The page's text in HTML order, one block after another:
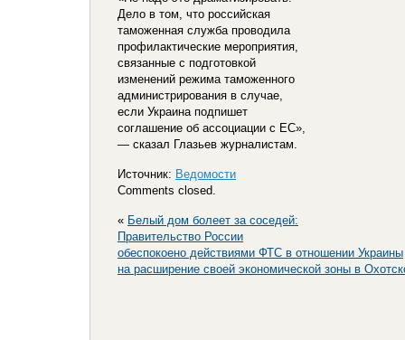
Дело в том, что российская
таможенная служба проводила
профилактические мероприятия,
связанные с подготовкой
изменений режима таможенного
администрирования в случае,
если Украина подпишет
соглашение об ассоциации с ЕС»,
— сказал Глазьев журналистам.
Источник: Ведомости
Comments closed.
« Белый дом болеет за соседей:
Правительство России
обеспокоено действиями ФТС в отношении Украины
на расширение своей экономической зоны в